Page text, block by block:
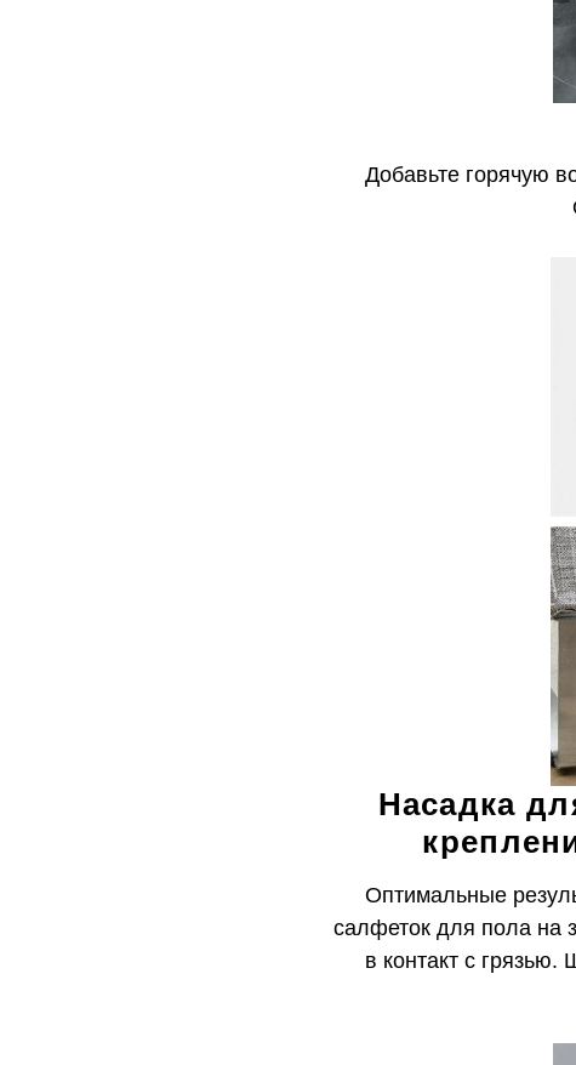
Добавьте горячую
Насадка
Оптимальные
салфеток для пола на
в контакт с